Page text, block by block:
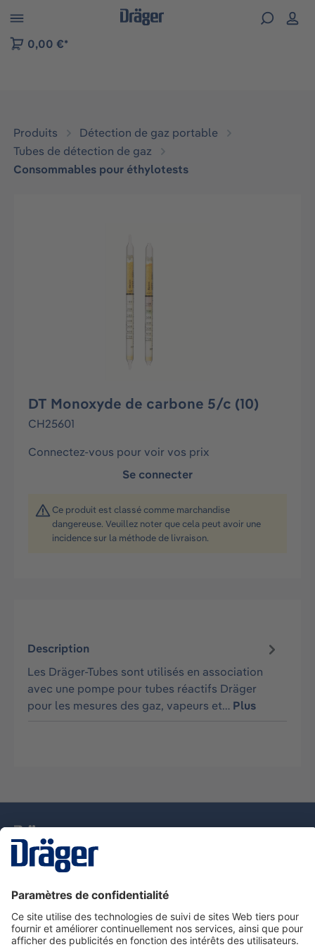
to B2B platform navigation
0,00 €*
Produits
Détection de gaz portable
Tubes de détection de gaz
Consommables pour éthylotests
DT Monoxyde de carbone 5/c (10)
CH25601
Connectez-vous pour voir vos prix
Se connecter
Ce produit est classé comme marchandise
dangereuse. Veuillez noter que cela peut avoir une
incidence sur la méthode de livraison.
Description
Les Dräger-Tubes sont utilisés en association
avec une pompe pour tubes réactifs Dräger
pour les mesures des gaz, vapeurs et… Plus
Nous contacter
Service de e-commande Dräger